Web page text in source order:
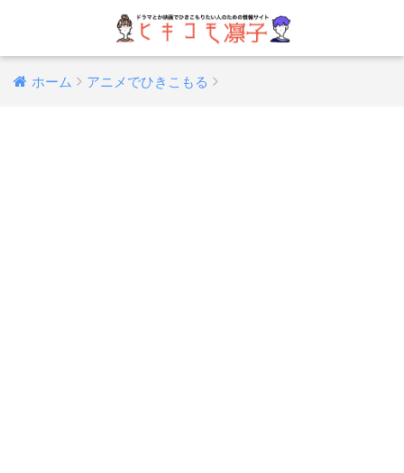
ホーム アニメでひきこもる